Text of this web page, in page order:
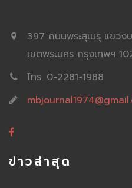
397 ถนนพระสุเมรุ แขวง
เขตพระนคร กรุงเทพฯ
โทร. 0-2281-1988
ข่าวล่าสุด